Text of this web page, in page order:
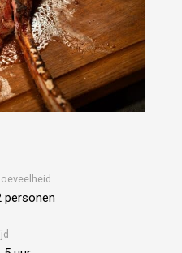
personen